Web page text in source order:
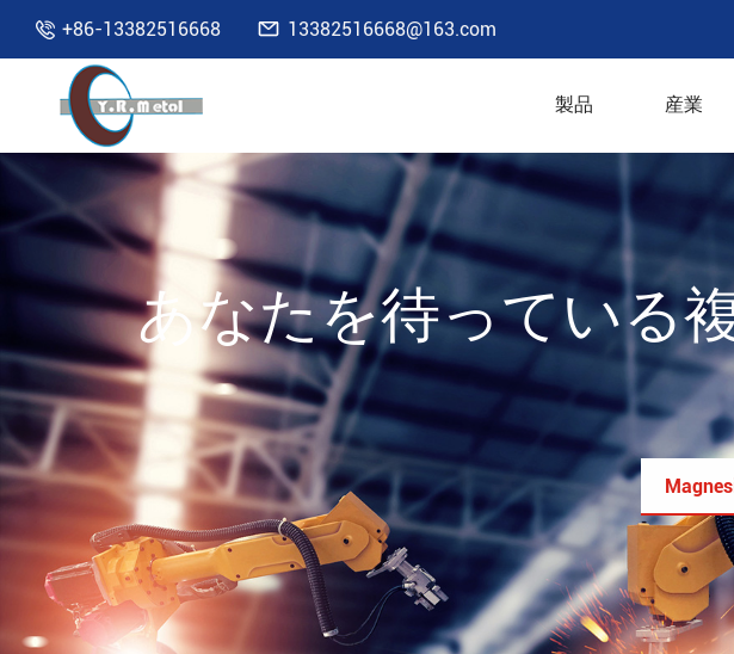
 +86-13382516668  13382516668@163.com
製品 産業
あなたを待っている